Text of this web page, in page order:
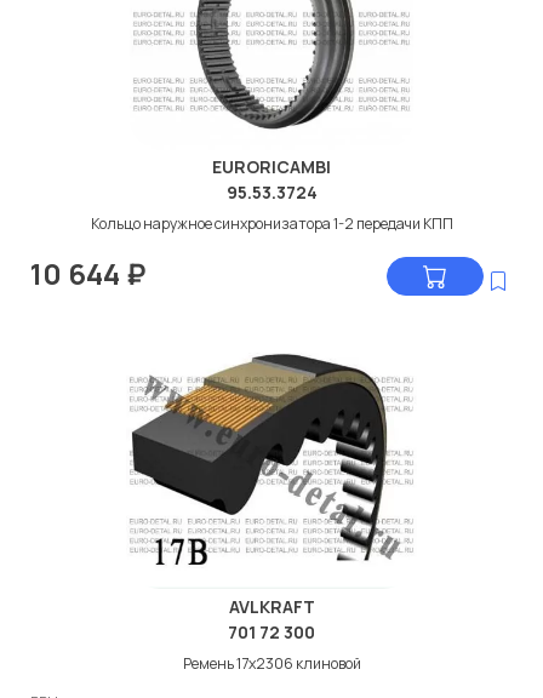
EURORICAMBI
95.53.3724
Кольцо наружное синхронизатора 1-2 передачи КПП
10 644 ₽
AVLKRAFT
701 72 300
Ремень 17x2306 клиновой